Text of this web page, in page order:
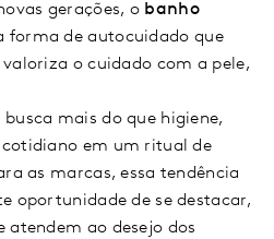
gerações, o banho
forma de autocuidado que
o cuidado com a pele,
mais do que higiene,
em um ritual de
as marcas, essa tendência
oportunidade de se destacar,
atendem ao desejo dos